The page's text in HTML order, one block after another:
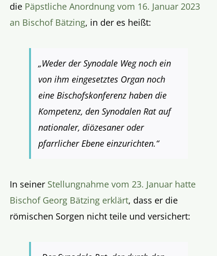
die Päpstliche Anordnung vom 16. Januar 2023
an Bischof Bätzing, in der es heißt:
„Weder der Synodale Weg noch ein
von ihm eingesetztes Organ noch
eine Bischofskonferenz haben die
Kompetenz, den Synodalen Rat auf
nationaler, diözesaner oder
pfarrlicher Ebene einzurichten.“
In seiner Stellungnahme vom 23. Januar hatte
Bischof Georg Bätzing erklärt, dass er die
römischen Sorgen nicht teile und versichert: